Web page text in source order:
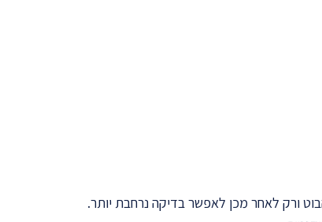
ורק לאחר מכן לאפשר בדיקה נרחבת יותר.